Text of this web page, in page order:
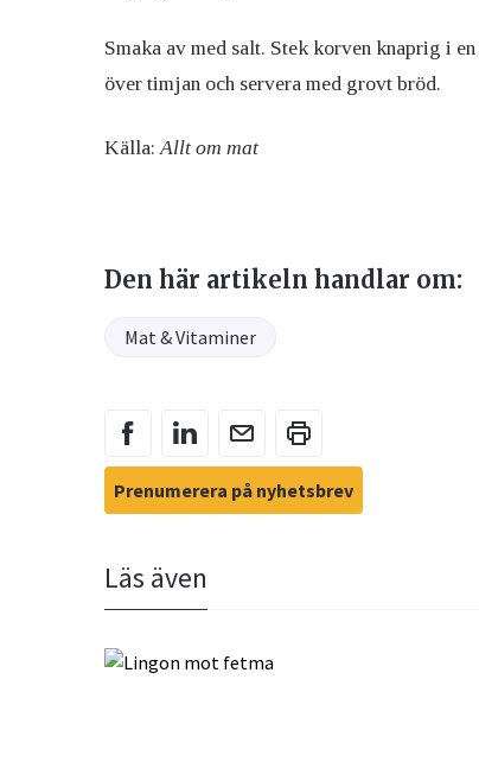
Smaka av med salt. Stek korven knaprig i
över timjan och servera med grovt bröd.
Källa:Allt om mat
Den här artikeln handlar om:
Mat & Vitaminer
Prenumerera på nyhetsbrev
Läs även